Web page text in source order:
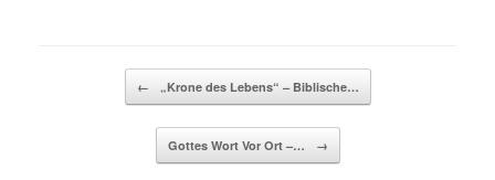
← „Krone des Lebens“ – Biblische…
Gottes Wort Vor Ort –… →